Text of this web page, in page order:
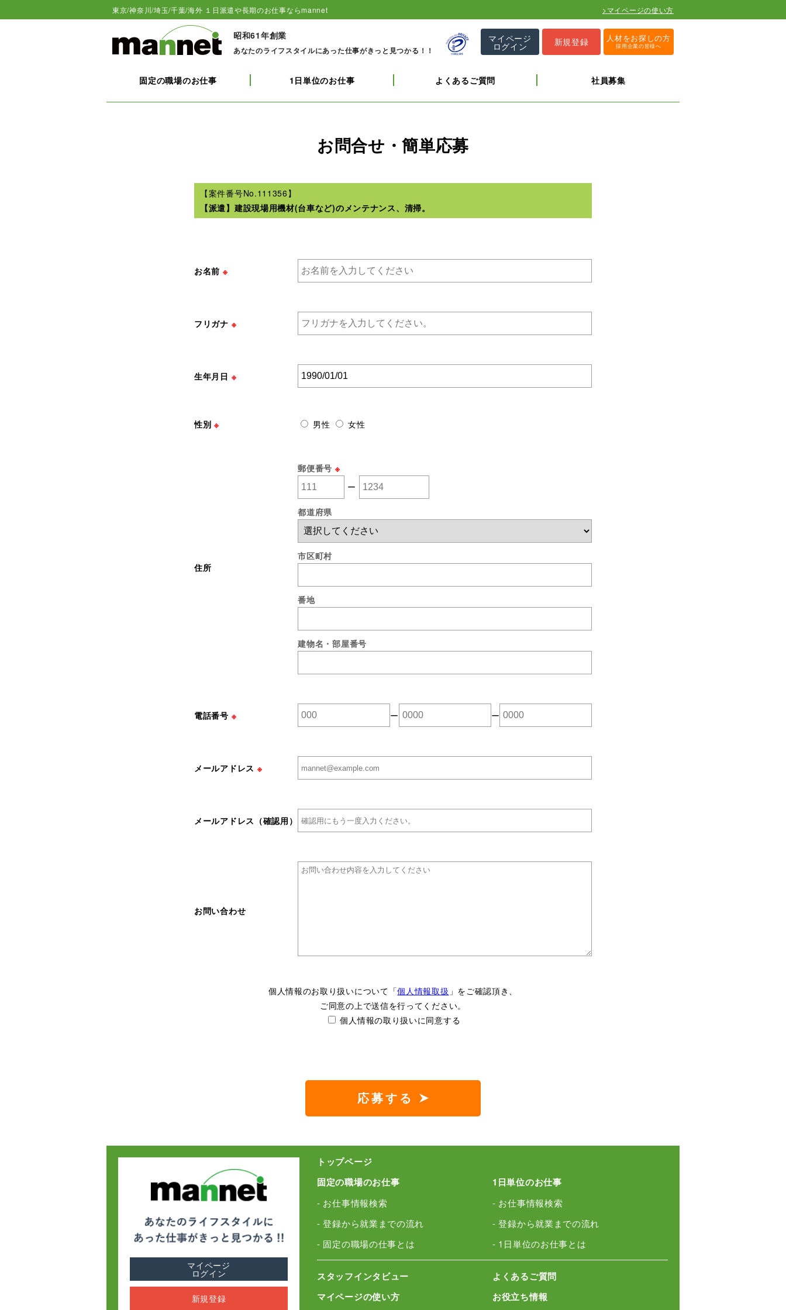
東京/神奈川/埼玉/千葉/海外 １日派遣や長期のお仕事ならmannet >マイページの使い方
昭和61年創業
あなたのライフスタイルにあった仕事がきっと見つかる！！
マイページ
ログイン 新規登録 人材をお探しの方
採用企業の皆様へ
固定の職場のお仕事 1日単位のお仕事 よくあるご質問 社員募集
お問合せ・簡単応募
【案件番号No.111356】
【派遣】建設現場用機材(台車など)のメンテナンス、清掃。
お名前 ※
フリガナ ※
生年月日 ※
性別※ 男性 女性
住所
郵便番号 ※
ー
都道府県
市区町村
番地
建物名・部屋番号
電話番号 ※ ー ー
メールアドレス ※
メールアドレス（確認用）
お問い合わせ
個人情報のお取り扱いについて「個人情報取扱 」をご確認頂き、
ご同意の上で送信を行ってください。
個人情報の取り扱いに同意する
応募する
マイページ
ログイン
新規登録
トップページ
固定の職場のお仕事
- お仕事情報検索
- 登録から就業までの流れ
- 固定の職場の仕事とは
1日単位のお仕事
- お仕事情報検索
- 登録から就業までの流れ
- 1日単位のお仕事とは
スタッフインタビュー
よくあるご質問
マイページの使い方
お役立ち情報